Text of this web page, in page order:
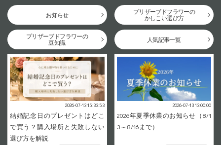
お知らせ
プリザーブドフラワーの
かしこい選び方
プリザーブドフラワーの
豆知識
人気記事一覧
2026-07-13 15:33:53
結婚記念日のプレゼントはどこ
で買う？購入場所と失敗しない
選び方を解説
2026-07-13 13:00:00
2026年夏季休業のお知らせ（8/1
3～8/16まで）